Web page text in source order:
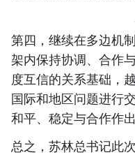
第四，继续在多边机
架内保持协调、合作
度互信的关系基础，
国际和地区问题进行
和平、稳定与合作作出
总之，苏林总书记此